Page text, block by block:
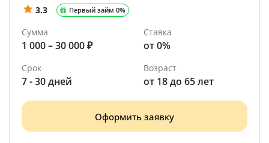
3.3 Первый займ 0%
Сумма
1 000 – 30 000 ₽
Ставка
от 0%
Срок
7 - 30 дней
Возраст
от 18 до 65 лет
Оформить заявку